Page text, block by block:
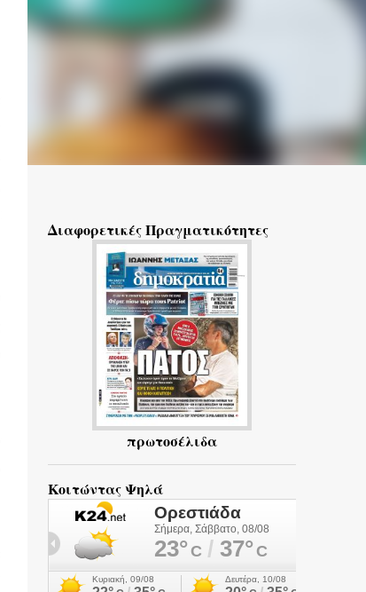
Διαφορετικές Πραγματικότητες
πρωτοσέλιδα
Κοιτώντας Ψηλά